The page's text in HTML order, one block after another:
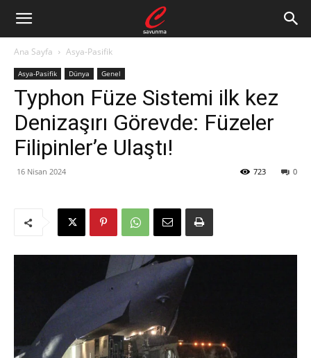
Ana Sayfa Asya-Pasifik
Asya-Pasifik Dünya Genel
Typhon Füze Sistemi ilk kez
Denizaşırı Görevde: Füzeler
Filipinler’e Ulaştı!
16 Nisan 2024 0
723